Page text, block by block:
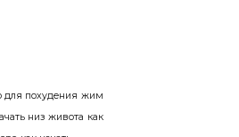
для похудения жим
низ живота как